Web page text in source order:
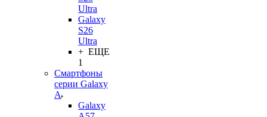
Ultra
Galaxy
S26
Ultra
+ ЕЩЕ
1
Смартфоны
серии Galaxy
A
Galaxy